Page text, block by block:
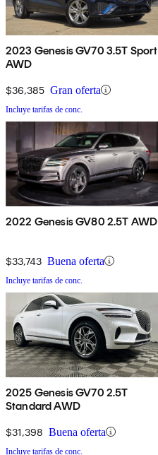
2023 Genesis GV70 3.5T Sport
AWD
$36,385 Gran oferta
Incluye tarifas de conc.
2022 Genesis GV80 2.5T AWD
$33,743 Buena oferta
Incluye tarifas de conc.
2025 Genesis GV70 2.5T
Standard AWD
$31,398 Buena oferta
Incluye tarifas de conc.